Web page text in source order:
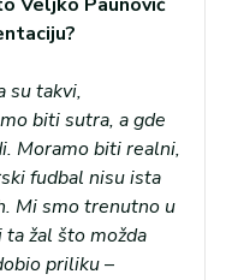
su takvi,
biti sutra, a gde
Moramo biti realni,
fudbal nisu ista
Mi smo trenutno u
žal što možda
priliku–